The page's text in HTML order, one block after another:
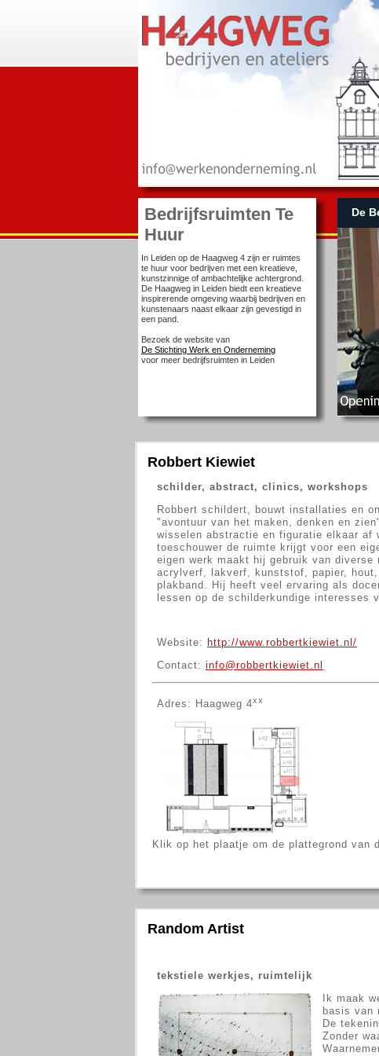
De
Bedrijfsruimten Te
Huur
In Leiden op de Haagweg 4 zijn er ruimtes
te huur voor bedrijven met een kreatieve,
kunstzinnige of ambachtelijke achtergrond.
De Haagweg in Leiden biedt een kreatieve
inspirerende omgeving waarbij bedrijven en
kunstenaars naast elkaar zijn gevestigd in
een pand.
Bezoek de website van
De Stichting Werk en Onderneming
voor meer bedrijfsruimten in Leiden
Robbert Kiewiet
schilder, abstract, clinics, workshops
Robbert schildert, bouwt installaties en
"avontuur van het maken, denken en
wisselen abstractie en figuratie elkaar af
toeschouwer de ruimte krijgt voor een
eigen werk maakt hij gebruik van diverse
acrylverf, lakverf, kunststof, papier,
plakband. Hij heeft veel ervaring als
lessen op de schilderkundige interesses
Website: http://www.robbertkiewiet.nl/
Contact: info@robbertkiewiet.nl
Adres: Haagweg 4xx
Klik op het plaatje om de plattegrond van
Random Artist
tekstiele werkjes, ruimtelijk
Ik maak
basis van
De
Zonder